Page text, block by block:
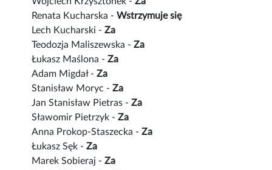
Renata Kucharska -Wstrzymuje się
Lech Kucharski -Za
Teodozja Maliszewska -Za
Łukasz Maślona -Za
Adam Migdał -Za
Stanisław Moryc -Za
Jan Stanisław Pietras -Za
Sławomir Pietrzyk -Za
Anna Prokop-Staszecka -Za
Łukasz Sęk -Za
Marek Sobieraj -Za